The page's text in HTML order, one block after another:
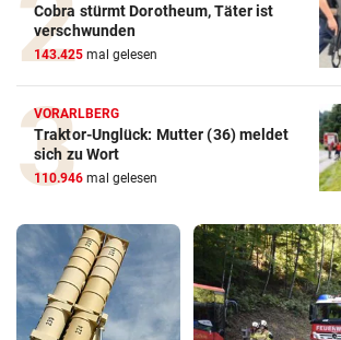
Cobra stürmt Dorotheum, Täter ist
verschwunden
143.425 mal gelesen
VORARLBERG
Traktor-Unglück: Mutter (36) meldet
sich zu Wort
110.946 mal gelesen